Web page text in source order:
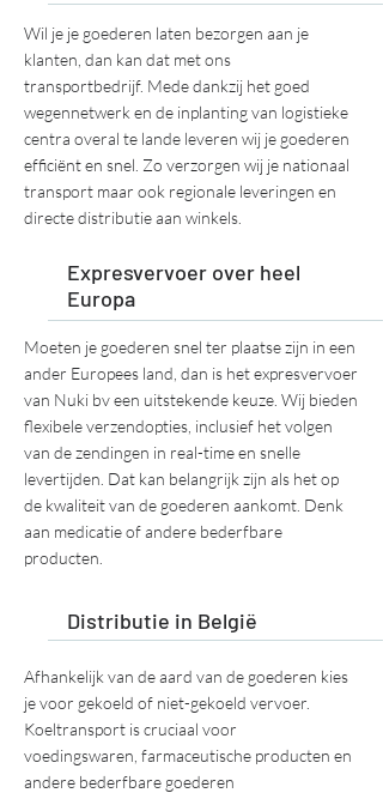
Wil je je goederen laten bezorgen aan je
klanten, dan kan dat met ons
transportbedrijf. Mede dankzij het goed
wegennetwerk en de inplanting van logistieke
centra overal te lande leveren wij je goederen
efficiënt en snel. Zo verzorgen wij je nationaal
transport maar ook regionale leveringen en
directe distributie aan winkels.
Expresvervoer over heel
Europa
Moeten je goederen snel ter plaatse zijn in een
ander Europees land, dan is het expresvervoer
van Nuki bv een uitstekende keuze. Wij bieden
flexibele verzendopties, inclusief het volgen
van de zendingen in real-time en snelle
levertijden. Dat kan belangrijk zijn als het op
de kwaliteit van de goederen aankomt. Denk
aan medicatie of andere bederfbare
producten.
Distributie in België
Afhankelijk van de aard van de goederen kies
je voor gekoeld of niet-gekoeld vervoer.
Koeltransport is cruciaal voor
voedingswaren, farmaceutische producten en
andere bederfbare goederen